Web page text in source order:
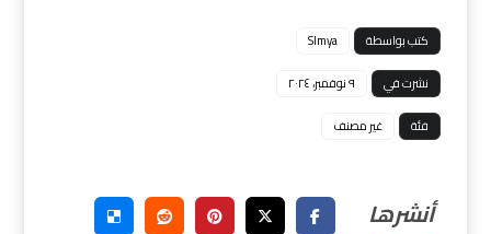
كتب بواسطة
Slmya
نشرت في
٩ نوفمبر، ٢٠٢٤
فئة
غير مصنف